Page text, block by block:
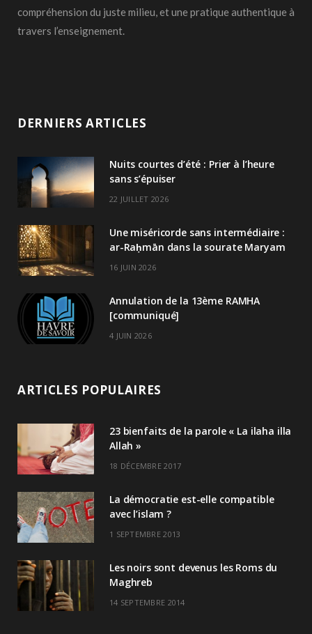
compréhension du juste milieu, et une pratique authentique à
travers l’enseignement.
DERNIERS ARTICLES
Nuits courtes d’été : Prier à l’heure
sans s’épuiser
22 JUILLET 2026
Une miséricorde sans intermédiaire :
ar-Raḥmān dans la sourate Maryam
16 JUIN 2026
Annulation de la 13ème RAMHA
[communiqué]
4 JUIN 2026
ARTICLES POPULAIRES
23 bienfaits de la parole « La ilaha illa
Allah »
18 DÉCEMBRE 2017
La démocratie est-elle compatible
avec l’islam ?
1 SEPTEMBRE 2013
Les noirs sont devenus les Roms du
Maghreb
14 SEPTEMBRE 2014